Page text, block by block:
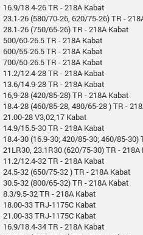
16.9/18.4-26 TR - 218A Kabat
23.1-26 (580/70-26, 620/75-26) TR -
28.1-26 (750/65-26) TR - 218A Kabat
500/60-26.5 TR - 218A Kabat
600/55-26.5 TR - 218A Kabat
700/50-26.5 TR - 218A Kabat
11.2/12.4-28 TR - 218A Kabat
13.6/14.9-28 TR - 218A Kabat
16,9-28 (420/85-28) TR - 218A Kabat
18.4-28 (460/85-28, 480/65-28 ) TR -
21.00-28 V3,02,17 Kabat
14.9/15.5-30 TR - 218A Kabat
18.4-30 (16.9-30; 420/85-30; 460/85-30)
21LR30, 23.1R30 (620/75-30) TR - 218A
11.2/12.4-32 TR - 218A Kabat
24.5-32 (650/75-32 ) TR - 218A Kabat
30.5-32 (800/65-32) TR - 218A Kabat
8.3/9.5-32 TR - 218A Kabat
18.00-33 TRJ-1175C Kabat
21.00-33 TRJ-1175C Kabat
16.9/18.4-34 TR - 218A Kabat